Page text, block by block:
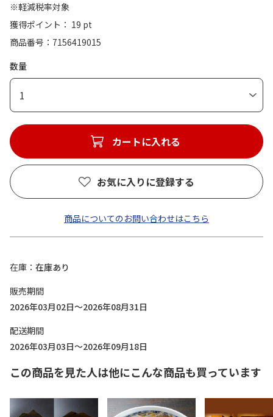
※軽減税率対象
獲得ポイント： 19 pt
商品番号
7156419015
数量
1
カートに入れる
お気に入りに登録する
商品についてのお問い合わせはこちら
在庫
在庫あり
販売期間
2026年03月02日～2026年08月31日
配送期間
2026年03月03日～2026年09月18日
この商品を見た人は他にこんな商品も買っています